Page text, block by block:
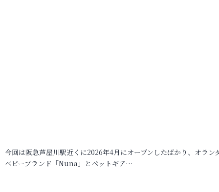
今回は阪急芦屋川駅近くに2026年4月にオープンしたばかり、オラン
ベビーブランド「Nuna」とペットギア…